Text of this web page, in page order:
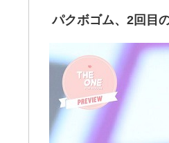
パクボゴム、2回目